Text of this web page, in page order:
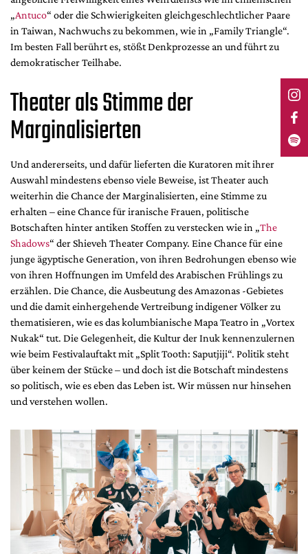
„Antuco“ oder die Schwierigkeiten gleichgeschlechtlicher Paare
in Taiwan, Nachwuchs zu bekommen, wie in „Family Triangle“.
Im besten Fall berührt es, stößt Denkprozesse an und führt zu
demokratischer Teilhabe.
Theater als Stimme der
Marginalisierten
Und andererseits, und dafür lieferten die Kuratoren mit ihrer
Auswahl mindestens ebenso viele Beweise, ist Theater auch
weiterhin die Chance der Marginalisierten, eine Stimme zu
erhalten – eine Chance für iranische Frauen, politische
Botschaften hinter antiken Stoffen zu verstecken wie in „The
Shadows“ der Shieveh Theater Company. Eine Chance für eine
junge ägyptische Generation, von ihren Bedrohungen ebenso wie
von ihren Hoffnungen im Umfeld des Arabischen Frühlings zu
erzählen. Die Chance, die Ausbeutung des Amazonas -Gebietes
und die damit einhergehende Vertreibung indigener Völker zu
thematisieren, wie es das kolumbianische Mapa Teatro in „Vortex
Nukak“ tut. Die Gelegenheit, die Kultur der Inuk kennenzulernen
wie beim Festivalauftakt mit „Split Tooth: Saputjiji“. Politik steht
über keinem der Stücke – und doch ist die Botschaft mindestens
so politisch, wie es eben das Leben ist. Wir müssen nur hinsehen
und verstehen wollen.